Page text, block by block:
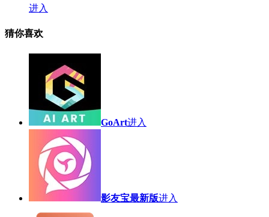
进入
猜你喜欢
GoArt进入
影友宝最新版进入